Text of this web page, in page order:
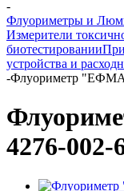
-
Флуориметры и
Измерители
биотестировании
устройства и
-Флуориметр
4276-002-